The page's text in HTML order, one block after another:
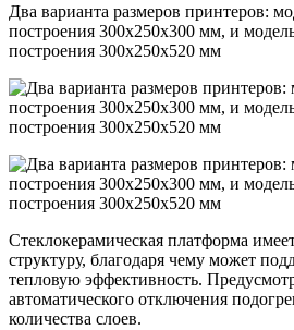
Два варианта размеров принтеров:
построения 300х250х300 мм, и
построения 300х250х520 мм
Стеклокерамическая платформа
структуру, благодаря чему может
тепловую эффективность.
автоматического отключения
количества слоев.